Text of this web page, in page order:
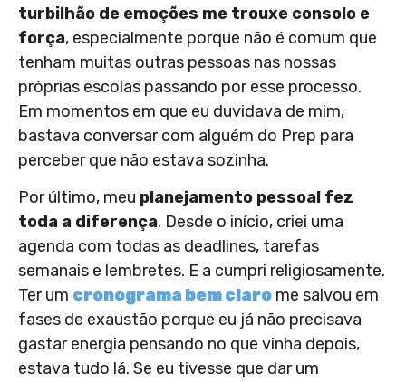
turbilhão de emoções me trouxe consolo e
força, especialmente porque não é comum que
tenham muitas outras pessoas nas nossas
próprias escolas passando por esse processo.
Em momentos em que eu duvidava de mim,
bastava conversar com alguém do Prep para
perceber que não estava sozinha.
Por último, meu planejamento pessoal fez
toda a diferença. Desde o início, criei uma
agenda com todas as deadlines, tarefas
semanais e lembretes. E a cumpri religiosamente.
Ter um cronograma bem claro me salvou em
fases de exaustão porque eu já não precisava
gastar energia pensando no que vinha depois,
estava tudo lá. Se eu tivesse que dar um